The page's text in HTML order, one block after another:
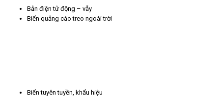
Bản điện tử động – vẫy
Biển quảng cáo treo ngoài trời
Biển tuyên tuyền, khẩu hiệu